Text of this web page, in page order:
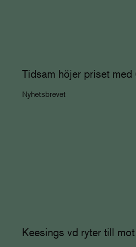
Tidsam höjer priset
Nyhetsbrevet
Keesings vd ryter till